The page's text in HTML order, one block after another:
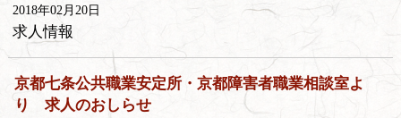
2018年02月20日
求人情報
京都七条公共職業安定所・京都障害者職業相談室よ
り 求人のおしらせ